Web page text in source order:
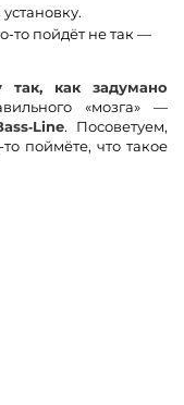
то пойдёт не так —
как задумано
«мозга» —
. Посоветуем,
поймёте, что такое